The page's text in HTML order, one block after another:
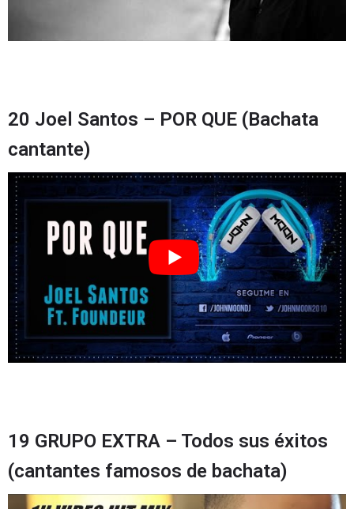
20 Joel Santos – POR QUE (Bachata
cantante)
19 GRUPO EXTRA – Todos sus éxitos
(cantantes famosos de bachata)